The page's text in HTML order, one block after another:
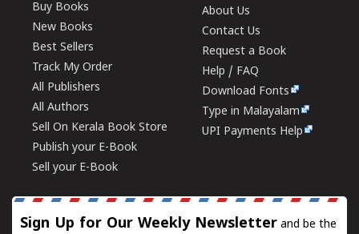
Buy Books
New Books
Best Sellers
Track My Order
All Publishers
All Authors
Sell On Kerala Book Store
Publish your E-Book
Sell your E-Book
About Us
Contact Us
Request a Book
Help / FAQ
Download Fonts
Type in Malayalam
UPI Payments Help
Sign Up for Our Weekly Newsletter and be the